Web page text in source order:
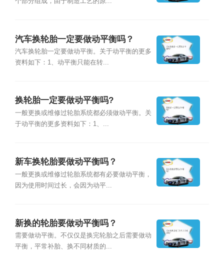
汽车换轮胎一定要做动平衡吗？
汽车换轮胎一定要做动平衡。关于动平衡的更多
资料如下：1、动平衡只能在转...
换轮胎一定要做动平衡吗?
一般更换或维修过轮胎系统都必须做动平衡。关
于动平衡的更多资料如下：1、...
新车换轮胎要做动平衡吗？
一般更换或维修过轮胎系统都有必要做动平衡，
因为使用时间过长，会因为动平...
新换的轮胎要做动平衡吗？
需要做动平衡。不仅仅是换完轮胎之后需要做动
平衡，平常补胎、换不同材质的...